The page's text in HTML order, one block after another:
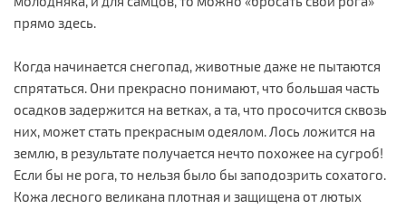
прямо здесь.
Когда начинается снегопад, животные даже не пытаются
спрятаться. Они прекрасно понимают, что большая часть
осадков задержится на ветках, а та, что просочится сквозь
них, может стать прекрасным одеялом. Лось ложится на
землю, в результате получается нечто похожее на сугроб!
Если бы не рога, то нельзя было бы заподозрить сохатого.
Кожа лесного великана плотная и защищена от лютых